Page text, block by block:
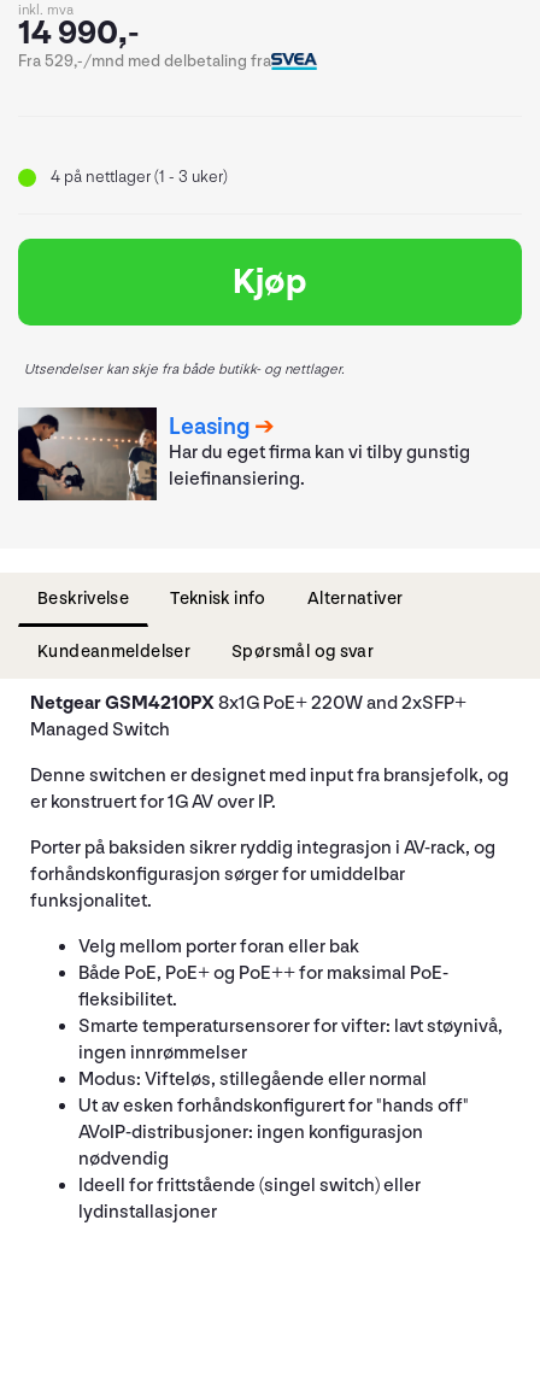
inkl. mva
14 990,-
Fra 529,-/mnd med delbetaling fra
4 på nettlager (1 - 3 uker)
Kjøp
Utsendelser kan skje fra både butikk- og nettlager.
Leasing
Har du eget firma kan vi tilby gunstig
leiefinansiering.
Beskrivelse Teknisk info Alternativer
Kundeanmeldelser Spørsmål og svar
Netgear GSM4210PX8x1G PoE+ 220W and 2xSFP+
Managed Switch
Denne switchen er designet med input fra bransjefolk, og
er konstruert for 1G AV over IP.
Porter på baksiden sikrer ryddig integrasjon i AV-rack, og
forhåndskonfigurasjon sørger for umiddelbar
funksjonalitet.
Velg mellom porter foran eller bak
Både PoE, PoE+ og PoE++ for maksimal PoE-
fleksibilitet.
Smarte temperatursensorer for vifter: lavt støynivå,
ingen innrømmelser
Modus: Vifteløs, stillegående eller normal
Ut av esken forhåndskonfigurert for "hands off"
AVoIP-distribusjoner: ingen konfigurasjon
nødvendig
Ideell for frittstående (singel switch) eller
lydinstallasjoner